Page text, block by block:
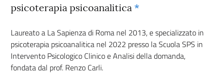
psicoterapia psicoanalitica *
Laureato a La Sapienza di Roma nel 2013, e specializzato in
psicoterapia psicoanalitica nel 2022 presso la Scuola SPS in
Intervento Psicologico Clinico e Analisi della domanda,
fondata dal prof. Renzo Carli.